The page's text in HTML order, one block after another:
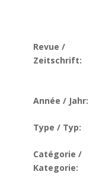
Revue /
Zeitschrift:
Année / Jahr:
Type / Typ:
Catégorie /
Kategorie: